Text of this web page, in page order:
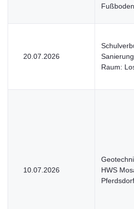
20.07.2026
Raum:
10.07.2026
HWS